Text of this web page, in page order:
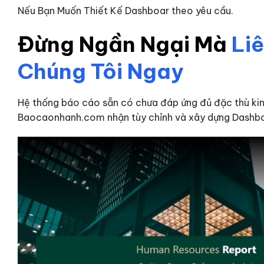
Nếu Bạn Muốn Thiết Kế Dashboar theo yêu cầu.
Đừng Ngần Ngại Mà
Chúng Tôi Ngay
Hệ thống báo cáo sẵn có chưa đáp ứng đủ đặc thù
Baocaonhanh.com nhận tùy chỉnh và xây dựng